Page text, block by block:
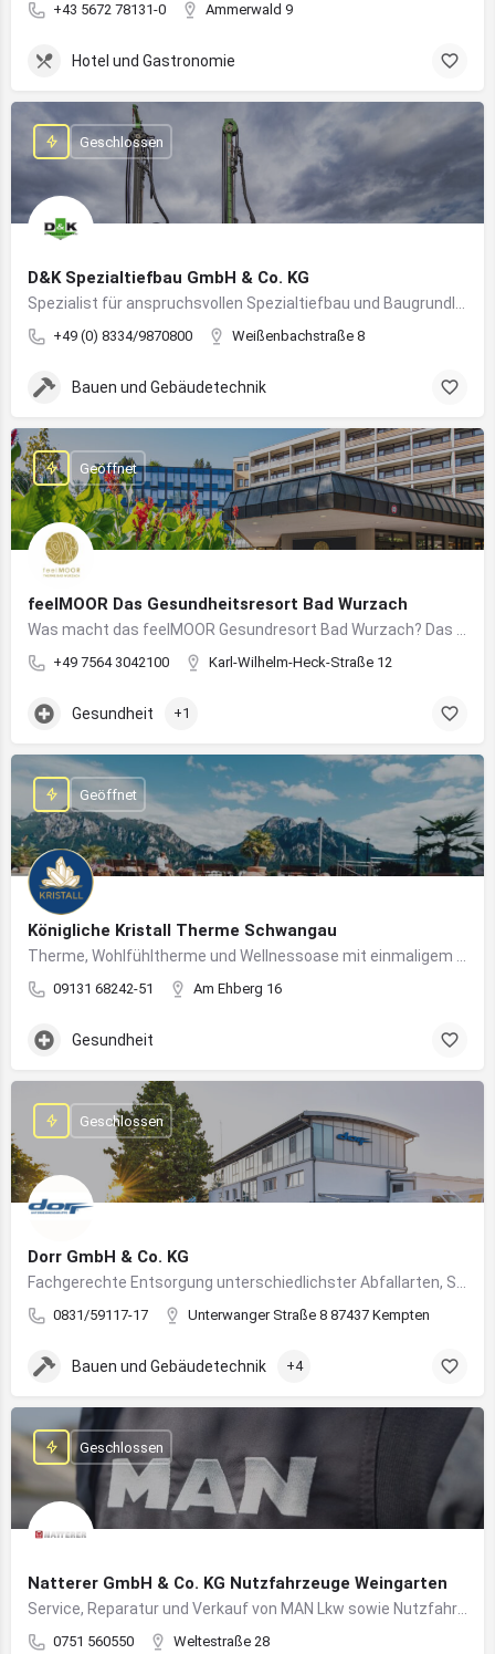
+43 5672 78131-0 Ammerwald 9
Hotel und Gastronomie
D&K Spezialtiefbau GmbH & Co. KG
+49 (0) 8334/9870800 Weißenbachstraße 8
Geschlossen
Bauen und Gebäudetechnik
feelMOOR Das Gesundheitsresort Bad Wurzach
+49 7564 3042100 Karl-Wilhelm-Heck-Straße 12
Geöffnet
Gesundheit +1
Königliche Kristall Therme Schwangau
09131 68242-51 Am Ehberg 16
Geöffnet
Gesundheit
Dorr GmbH & Co. KG
0831/59117-17 Unterwanger Straße 8 87437 Kempten
Geschlossen
Bauen und Gebäudetechnik +4
Natterer GmbH & Co. KG Nutzfahrzeuge Weingarten
0751 560550 Weltestraße 28
Geschlossen